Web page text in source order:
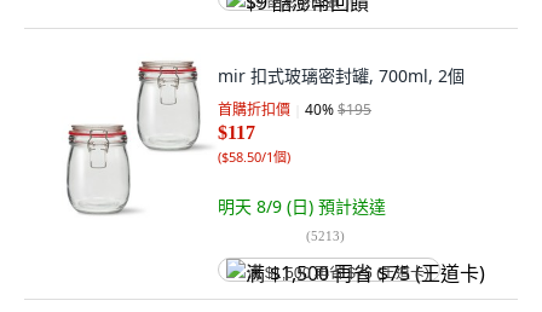
mir 扣式玻璃密封罐, 700ml, 2個
首購折扣價 40%$195
$117
($58.50/1個)
明天 8/9 (日) 預計送達
(5213)
满 $1,500 再省 $75 (王道卡)